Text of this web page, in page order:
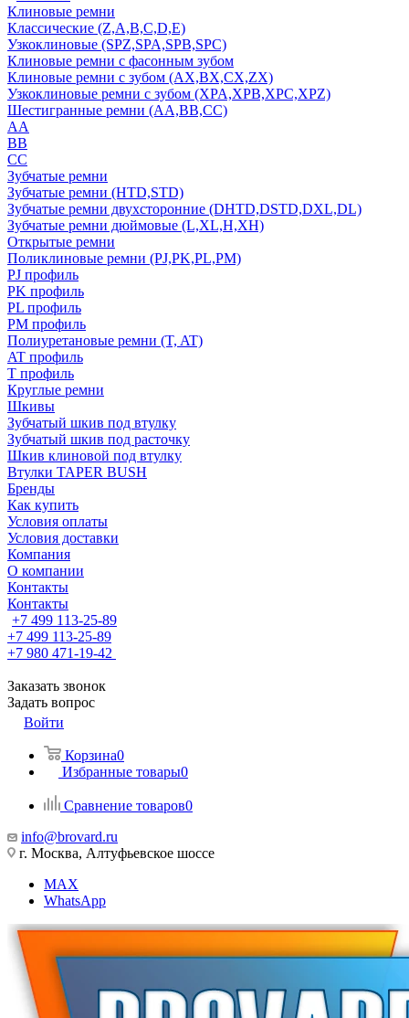
Клиновые ремни
Классические (Z,A,B,C,D,E)
Узкоклиновые (SPZ,SPA,SPB,SPC)
Клиновые ремни с фасонным зубом
Клиновые ремни с зубом (AX,BX,CX,ZX)
Узкоклиновые ремни с зубом (XPA,XPB,XPC,XPZ)
Шестигранные ремни (AA,BB,CC)
AA
BB
CC
Зубчатые ремни
Зубчатые ремни (HTD,STD)
Зубчатые ремни двухсторонние (DHTD,DSTD,DXL,DL)
Зубчатые ремни дюймовые (L,XL,H,XH)
Открытые ремни
Поликлиновые ремни (PJ,PK,PL,PM)
PJ профиль
PK профиль
PL профиль
PM профиль
Полиуретановые ремни (T, AT)
AT профиль
T профиль
Круглые ремни
Шкивы
Зубчатый шкив под втулку
Зубчатый шкив под расточку
Шкив клиновой под втулку
Втулки TAPER BUSH
Бренды
Как купить
Условия оплаты
Условия доставки
Компания
О компании
Контакты
Контакты
+7 499 113-25-89
+7 499 113-25-89
+7 980 471-19-42
Заказать звонок
Задать вопрос
Войти
Корзина0
Избранные товары0
Сравнение товаров0
info@brovard.ru
г. Москва, Алтуфьевское шоссе
MAX
WhatsApp